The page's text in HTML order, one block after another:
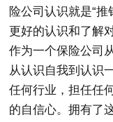
险公司认识就是“
更好的认识和了解
作为一个保险公司
从认识自我到认识
任何行业，担任任
的自信心。拥有了